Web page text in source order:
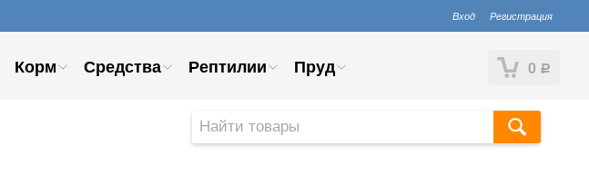
Вход Регистрация
0 Р
Корм Средства Рептилии Пруд